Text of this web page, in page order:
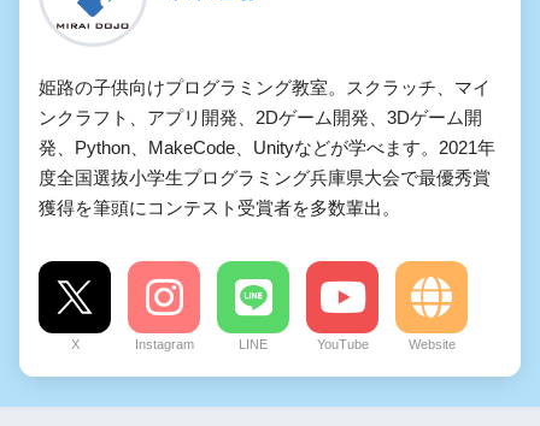
姫路の子供向けプログラミング教室。スクラッチ、マイ
ンクラフト、アプリ開発、2Dゲーム開発、3Dゲーム開
発、Python、MakeCode、Unityなどが学べます。2021年
度全国選抜小学生プログラミング兵庫県大会で最優秀賞
獲得を筆頭にコンテスト受賞者を多数輩出。
X Instagram LINE YouTube Website